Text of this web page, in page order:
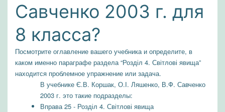
Савченко 2003 г. для
8 класса?
Посмотрите оглавление вашего учебника и определите, в
каком именно параграфе раздела “Розділ 4. Світлові явища”
находится проблемное упражнение или задача.
В учебнике Є.В. Коршак, О.І. Ляшенко, В.Ф. Савченко
2003 г. это такие подразделы:
Вправа 25 - Розділ 4. Світлові явища